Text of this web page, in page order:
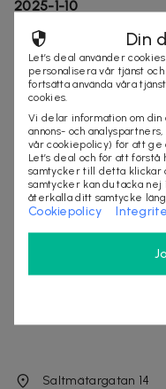
2025-1-10
★★★★★
"Mycket duktig"
stockholm behandling
Säljes av
Kiropraktor
Organisationsnummer
Saltmätargatan 14
Din
Let’s deal använder
personalisera vår tjänst
fortsätta använda våra
cookies.
Vi delar information om din
annons- och
vår cookiepolicy) för att ge
Let’s deal och för att
samtycker till detta klickar
samtycker kan du tacka nej
återkalla ditt samtycke
Cookiepolicy